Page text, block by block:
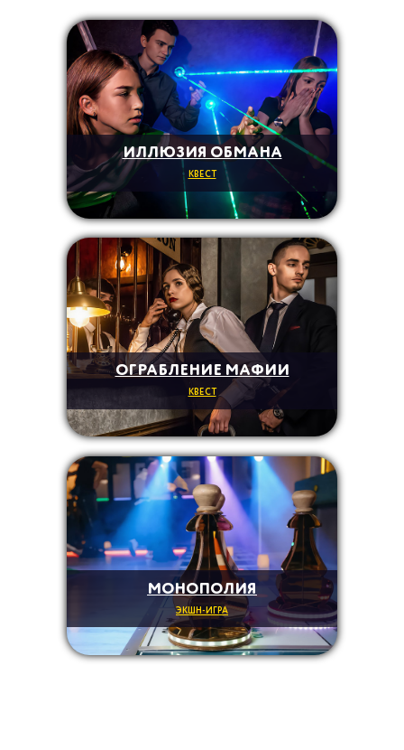
ИЛЛЮЗИЯ ОБМАНА
КВЕСТ
МОНОПОЛИЯ
ЭКШН-ИГРА
ОГРАБЛЕНИЕ МАФИИ
КВЕСТ